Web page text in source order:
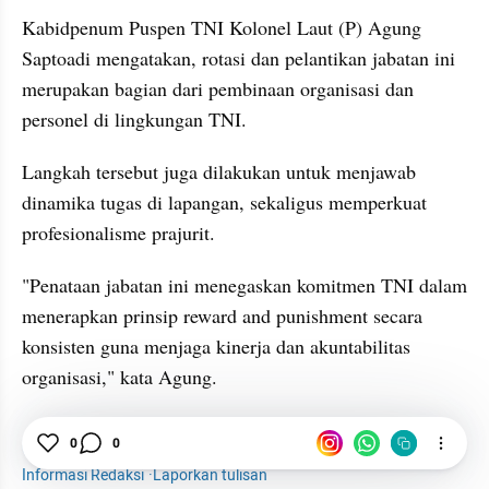
Kabidpenum Puspen TNI Kolonel Laut (P) Agung
Saptoadi mengatakan, rotasi dan pelantikan jabatan ini
merupakan bagian dari pembinaan organisasi dan
personel di lingkungan TNI.
Langkah tersebut juga dilakukan untuk menjawab
dinamika tugas di lapangan, sekaligus memperkuat
profesionalisme prajurit.
"Penataan jabatan ini menegaskan komitmen TNI dalam
menerapkan prinsip reward and punishment secara
konsisten guna menjaga kinerja dan akuntabilitas
organisasi," kata Agung.
Panglima TNI
Agus Subiyanto
Informasi Redaksi·Laporkan tulisan
0 0